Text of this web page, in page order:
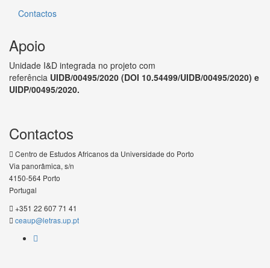
Contactos
Apoio
Unidade I&D integrada no projeto com
referência UIDB/00495/2020 (DOI 10.54499/UIDB/00495/2020) e
UIDP/00495/2020.
Contactos
Centro de Estudos Africanos da Universidade do Porto
Via panorâmica, s/n
4150-564 Porto
Portugal
+351 22 607 71 41
ceaup@letras.up.pt